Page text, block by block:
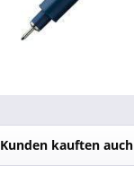
Kunden kauften auch